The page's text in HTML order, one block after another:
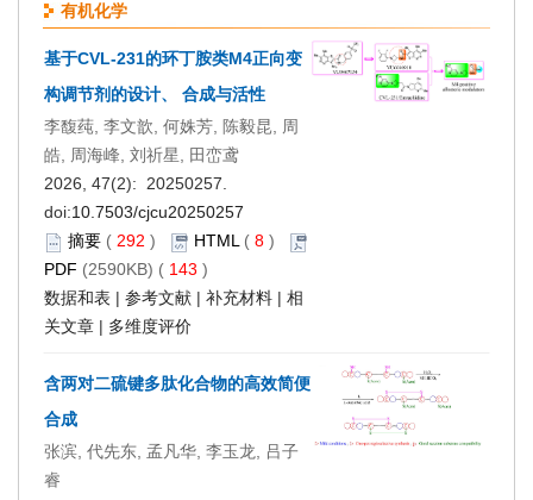
有机化学
基于CVL-231的环丁胺类M4正向变
构调节剂的设计、 合成与活性
李馥莼, 李文歆, 何姝芳, 陈毅昆, 周
皓, 周海峰, 刘祈星, 田峦鸢
2026, 47(2): 20250257.
doi:10.7503/cjcu20250257
摘要 ( 292 ) HTML( 8 )
PDF (2590KB) ( 143 )
数据和表 | 参考文献 | 补充材料 | 相
关文章 | 多维度评价
含两对二硫键多肽化合物的高效简便
合成
张滨, 代先东, 孟凡华, 李玉龙, 吕子
睿